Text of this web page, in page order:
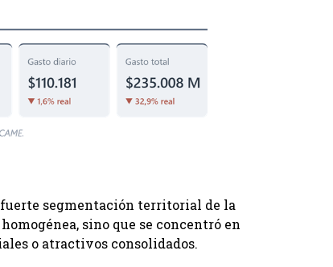
segmentación territorial de la
sino que se concentró en
o atractivos consolidados.